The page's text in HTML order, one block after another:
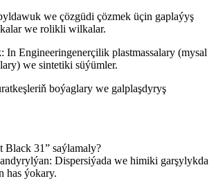
we çözgüdi çözmek üçin gaplaýyş
we rolikli wilkalar.
In Engineeringenerçilik plastmassalary (mysal
we sintetiki süýümler.
boýaglary we galplaşdyryş
Black 31” saýlamaly?
Dispersiýada we himiki garşylykda
has ýokary.